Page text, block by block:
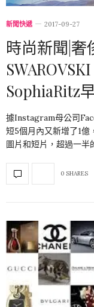
新聞快遞 2017-09-27
時尚新聞|奢
SophiaRitz
據Instagram母公司
短5個月內又新增了1
圖片和短片，超過一
0 SHARES